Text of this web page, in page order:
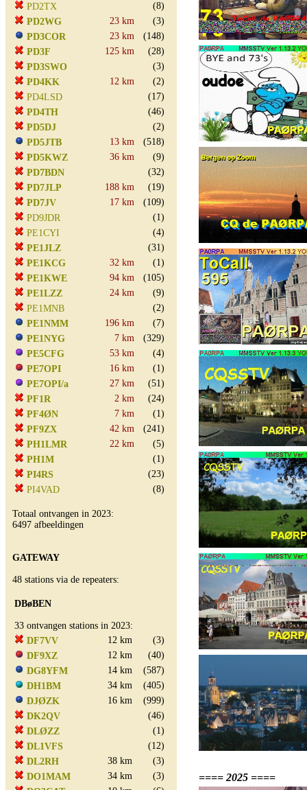
PD2TX
(8)
PD2WG
23 km
(3)
PD3COR
23 km
(148)
PD3F
125 km
(28)
PD3SWO
(3)
PD4KK
12 km
(2)
PD4LSD
(17)
PD4TH
(46)
PD5DJ
(2)
PD5JTB
13 km
(518)
PD5KWZ
36 km
(9)
PD7BDN
(32)
PD7JLP
188 km
(19)
PD7JV
17 km
(109)
PD9JDR
(1)
PE1CYI
(4)
PE1JLZ
(31)
PE1KCG
32 km
(1)
PE1KWE
94 km
(105)
PE1LZZ
24 km
(9)
PE1MNB
(2)
PE1NMM
196 km
(7)
PE1NYG
7 km
(329)
PE5CFG
53 km
(4)
PE7OPI
16 km
(1)
PE7OPI/a
27 km
(51)
PF1R
2 km
(24)
PF4ØN
7 km
(1)
PF9ZX
42 km
(241)
PH1LMR
22 km
(5)
PH1M
(1)
PI4RS
(23)
PI4VAD
(8)
Totaal ontvangen in 2023:
6497 afbeeldingen
GATEWAY
48 stations via de repeaters:
DBøBEN
33 ontvangen stations in 2023:
DF7VV
12 km
(3)
DF9XZ
12 km
(40)
DG8YFM
14 km
(587)
DH1BM
34 km
(405)
DJØZK
16 km
(999)
DK2QV
(46)
DLØZZ
(1)
DL1VFS
(12)
DL2RH
38 km
(3)
DO1MAM
34 km
(3)
==== 2025 ====